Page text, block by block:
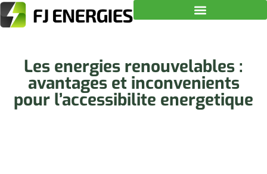
Les energies renouvelables :
avantages et inconvenients
pour l’accessibilite energetique